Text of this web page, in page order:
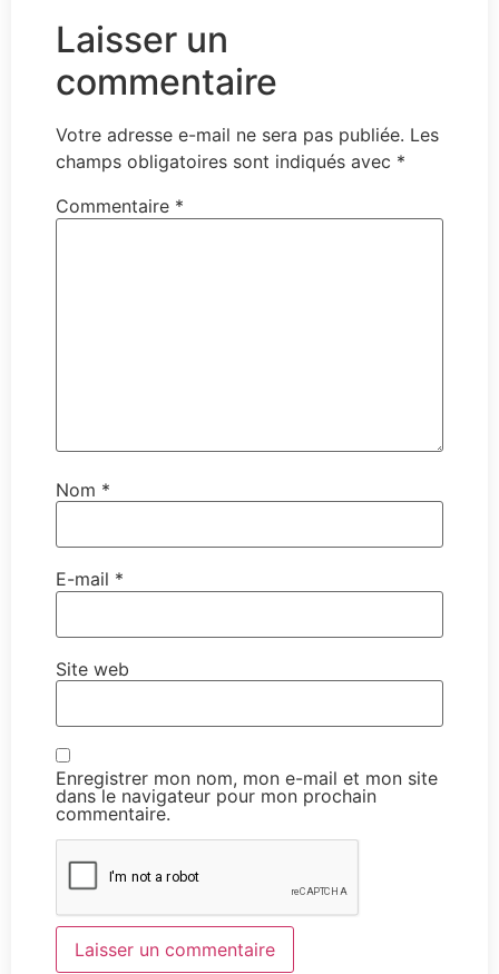
Laisser un
commentaire
Votre adresse e-mail ne sera pas publiée. Les
champs obligatoires sont indiqués avec *
Commentaire *
Nom *
E-mail *
Site web
Enregistrer mon nom, mon e-mail et mon site
dans le navigateur pour mon prochain
commentaire.